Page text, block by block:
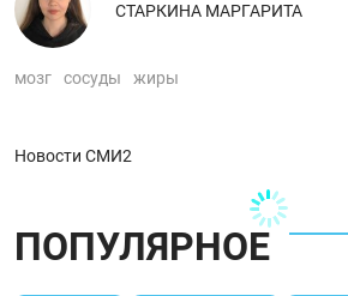
СТАРКИНА МАРГАРИТА
мозг сосуды жиры
Новости СМИ2
ПОПУЛЯРНОЕ